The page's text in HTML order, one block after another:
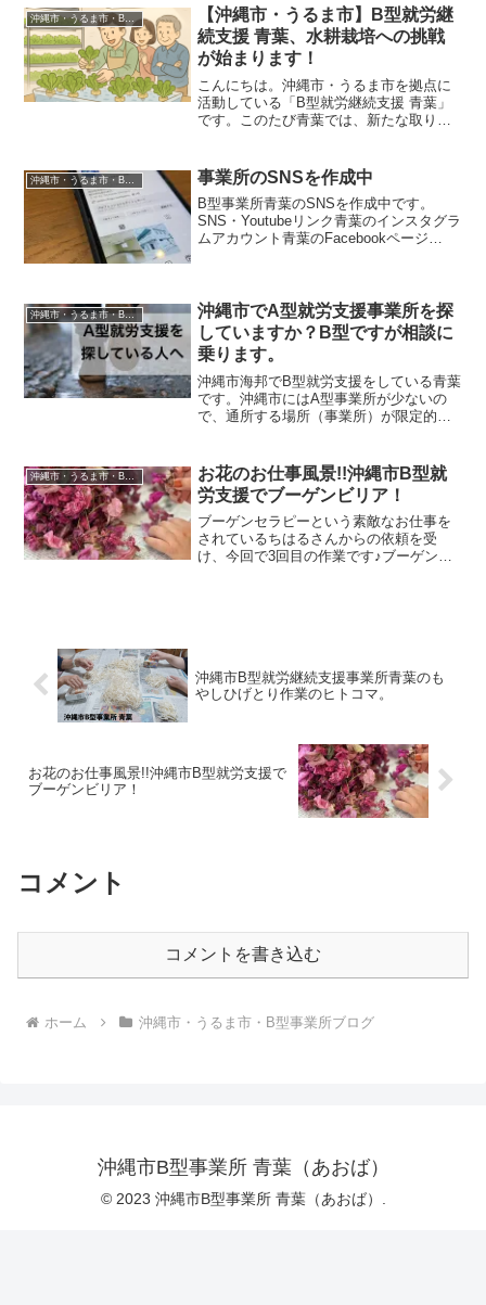
ログ更新が止まってたので、定期的にUP
できるよ...
【沖縄市・うるま市】B型就労継
続支援 青葉、水耕栽培への挑戦
が始まります！
こんにちは。沖縄市・うるま市を拠点に
活動している「B型就労継続支援 青葉」
です。このたび青葉では、新たな取り組
ずに水と液体肥料だけで植物を育てる方
法です。これにより、虫...
事業所のSNSを作成中
B型事業所青葉のSNSを作成中です。
SNS・Youtubeリンク青葉のインスタグラ
ムアカウント青葉のFacebookページ
沖縄市・うるま市・B型事業所ブログ
沖縄市でA型就労支援事業所を探
していますか？B型ですが相談に
乗ります。
沖縄市海邦でB型就労支援をしている青葉
です。沖縄市にはA型事業所が少ないの
で、通所する場所（事業所）が限定的に
業所についてご相談受け付けています。A
型を探している間...
お花のお仕事風景!!沖縄市B型就
労支援でブーゲンビリア！
ブーゲンセラピーという素敵なお仕事を
されているちはるさんからの依頼を受
け、今回で3回目の作業です♪ブーゲンの
沖縄市B型就労継続支援事業所青葉のも
やしひげとり作業のヒトコマ。
お花のお仕事風景!!沖縄市B型就労支援で
ブーゲンビリア！
コメント
コメントを書き込む
ホーム 沖縄市・うるま市・B型事業所ブログ
沖縄市B型事業所 青葉（あおば）
© 2023 沖縄市B型事業所 青葉（あおば）.